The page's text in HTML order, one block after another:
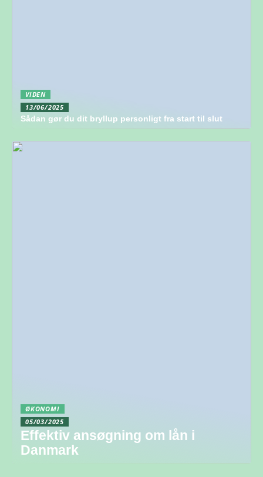
VIDEN
13/06/2025
Sådan gør du dit bryllup personligt fra start til slut
ØKONOMI
05/03/2025
Effektiv ansøgning om lån i
Danmark